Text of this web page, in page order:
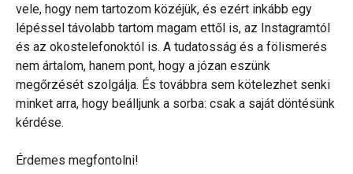
vele, hogy nem tartozom közéjük, és ezért inkább egy
lépéssel távolabb tartom magam ettől is, az Instagramtól
és az okostelefonoktól is. A tudatosság és a fölismerés
nem ártalom, hanem pont, hogy a józan eszünk
megőrzését szolgálja. És továbbra sem kötelezhet senki
minket arra, hogy beálljunk a sorba: csak a saját döntésünk
kérdése.
Érdemes megfontolni!